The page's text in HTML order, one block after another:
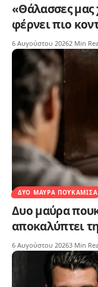
«Θάλασσες μας
φέρνει πιο
6 Αυγούστου 20262 Min
ΔΥΟ ΜΑΎΡΑ ΠΟΥΚΆΜΙΣΑ
Δυο μαύρα
αποκαλύπτει
6 Αυγούστου 20263 Min